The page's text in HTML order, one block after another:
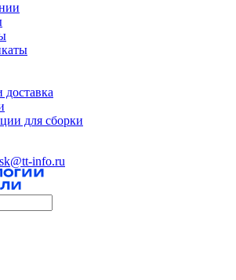
доставка
для сборки
info.ru